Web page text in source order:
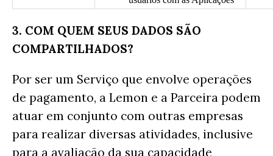
3. COM QUEM SEUS DADOS SÃO
COMPARTILHADOS?
Por ser um Serviço que envolve operações
de pagamento, a Lemon e a Parceira podem
atuar em conjunto com outras empresas
para realizar diversas atividades, inclusive
para a avaliação da sua capacidade